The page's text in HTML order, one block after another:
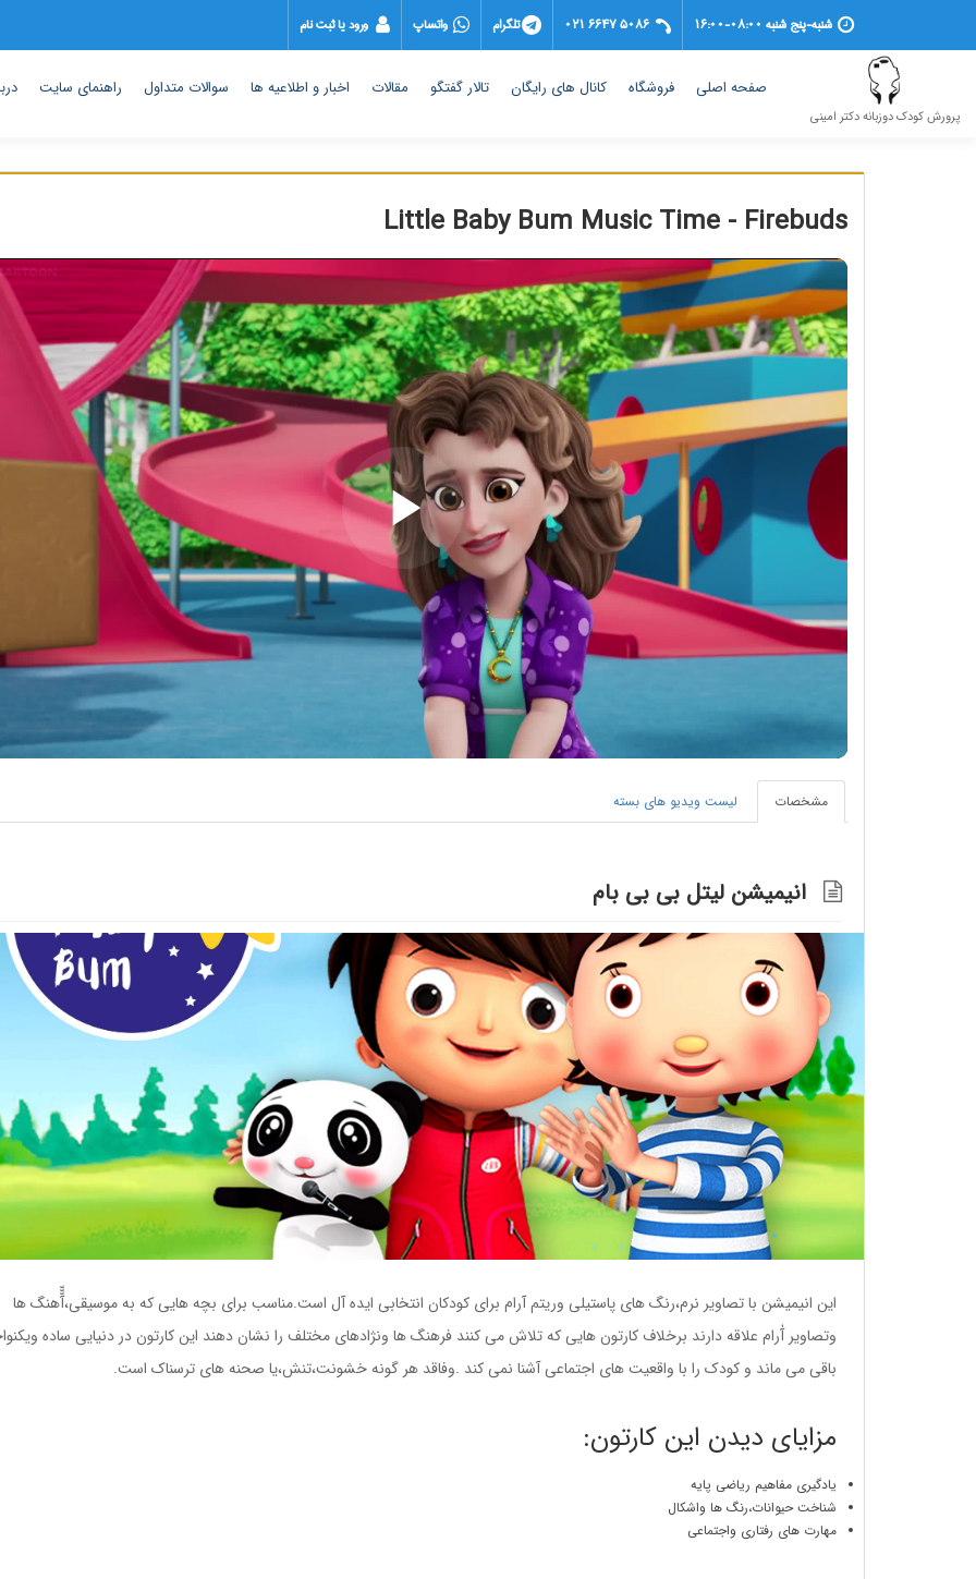
شنبه-پنج شنبه 08:00-16:00 021 6647 5086 تلگرام واتساپ ورود یا ثبت نام
پرورش کودک دوزبانه دکتر امینی
صفحه اصلی
(current) فروشگاه کانال های رایگان تالار گفتگو مقالات اخبار و اطلاعیه ها سوالات متداول راهنمای سایت
Little Baby Bum Music Time - Firebuds
Play
Video
مشخصات لیست ویدیو های بسته
انیمیشن لیتل بی بی بام
این انیمیشن با تصاویر نرم،رنگ های پاستیلی وریتم آرام برای کودکان انتخابی ایده آل است.مناسب برای بچه هایی که به موسیقی،آّّّهنگ ها
وتصاویر آٰرام علاقه دارند برخلاف کارتون هایی که تلاش می کنند فرهنگ ها ونژادهای مختلف را نشان دهند این کارتون در دنیایی ساده
باقی می ماند و کودک را با واقعیت های اجتماعی آشنا نمی کند .وفاقد هر گونه خشونت،تنش،یا صحنه های ترسناک است.
مزایای دیدن این کارتون:
یادگیری مفاهیم ریاضی پایه
شناخت حیوانات،رنگ ها واشکال
مهارت های رفتاری واجتماعی